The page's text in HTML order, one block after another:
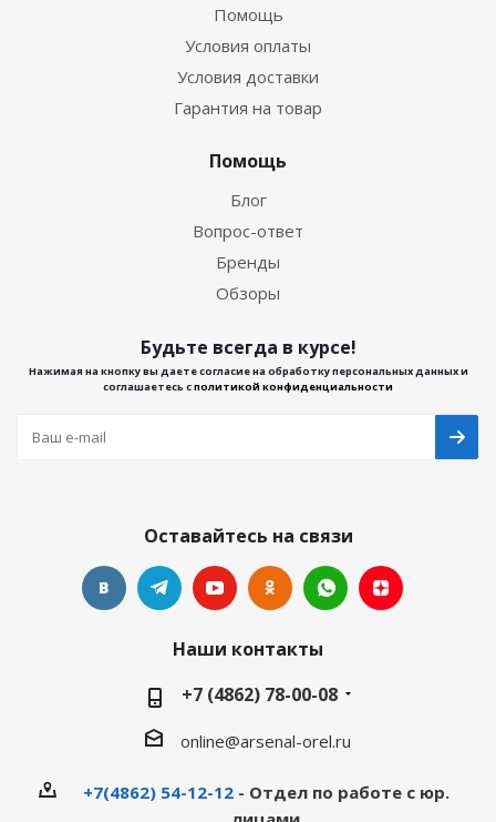
Помощь
Условия оплаты
Условия доставки
Гарантия на товар
Помощь
Блог
Вопрос-ответ
Бренды
Обзоры
Будьте всегда в курсе!
Нажимая на кнопку вы даете согласие на обработку персональных данных и
соглашаетесь сполитикой конфиденциальности
Оставайтесь на связи
Наши контакты
+7 (4862) 78-00-08
online@arsenal-orel.ru
+7(4862) 54-12-12- Отдел по работе с юр.